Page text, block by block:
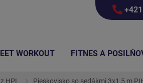
HPL Pieskovisko so sedákmi 3x1,5 m
WORKOUT FITNES A